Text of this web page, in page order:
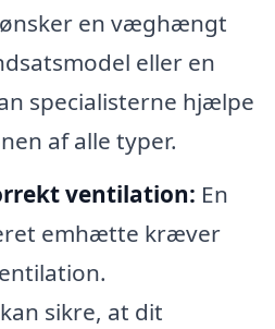
en væghængt
eller en
specialisterne hjælpe
af alle typer.
ventilation: En
emhætte kræver
sikre, at dit